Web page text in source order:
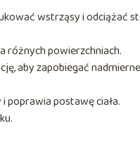
wstrząsy i odciążać
różnych powierzchniach.
aby zapobiegać
poprawia postawę ciała.